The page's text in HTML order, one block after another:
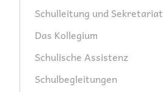
Schulleitung und Sekretariat
Das Kollegium
Schulische Assistenz
Schulbegleitungen